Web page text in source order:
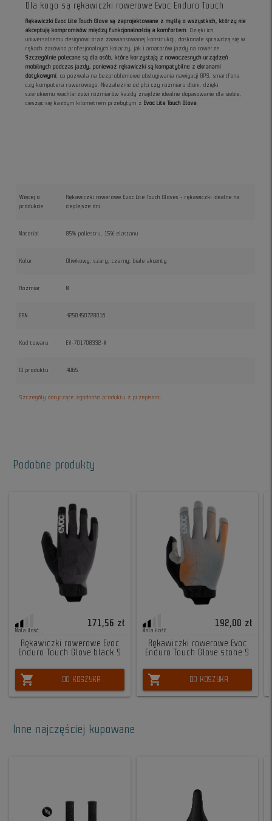
Dla kogo są rękawiczki rowerowe Evoc Enduro Touch
Rękawiczki Evoc Lite Touch Glove są zaprojektowane z myślą o wszystkich, którzy nie
akceptują kompromisów między funkcjonalnością a komfortem. Dzięki ich
uniwersalnemu designowi oraz zaawansowanej konstrukcji, doskonale sprawdzą się w
rękach zarówno profesjonalnych kolarzy, jak i amatorów jazdy na rowerze.
Szczególnie polecane są dla osób, które korzystają z nowoczesnych urządzeń
mobilnych podczas jazdy, ponieważ rękawiczki są kompatybilne z ekranami
dotykowymi, co pozwala na bezproblemowe obsługiwania nawigacji GPS, smartfona
czy komputera rowerowego. Niezależnie od płci czy rozmiaru dłoni, dzięki
szerokiemu wachlarzowi rozmiarów każdy znajdzie idealne dopasowanie dla siebie,
ciesząc się każdym kilometrem przebytym z Evoc Lite Touch Glove.
Więcej o
produkcie
Rękawiczki rowerowe Evoc Lite Touch Gloves - rękawiczki idealne na
cieplejsze dni
Materiał 85% poliestru, 15% elastanu
Kolor Oliwkowy, szary, czarny, białe akcenty
Rozmiar M
EAN 4250450728016
Kod towaru EV-701708332-M
ID produktu 4065
Szczegóły dotyczące zgodności produktu z przepisami
Podobne produkty
Mała ilość
171,56 zł
Rękawiczki rowerowe Evoc
Enduro Touch Glove black S
shopping_cart DO KOSZYKA
Mała ilość
192,00 zł
Rękawiczki rowerowe Evoc
Enduro Touch Glove stone S
shopping_cart DO KOSZYKA
Inne najczęściej kupowane